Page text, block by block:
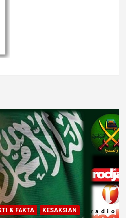
& FAKTA
KESAKSIAN